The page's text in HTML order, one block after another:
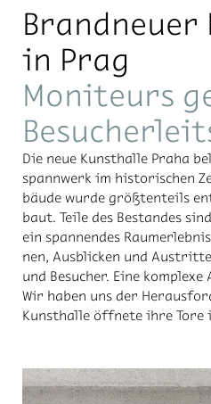
Brandneuer
in Prag
Moniteurs
Die neue Kunst­hal­le Pra­ha
spann­werk im his­to­ri­schen
bäu­de wur­de größ­ten­teils
baut. Tei­le des Be­stan­des
ein span­nen­des
nen, Aus­bli­cken und
und Besucher. Eine
Wir ha­ben uns der
Kunst­hal­le öff­ne­te ihre Tore